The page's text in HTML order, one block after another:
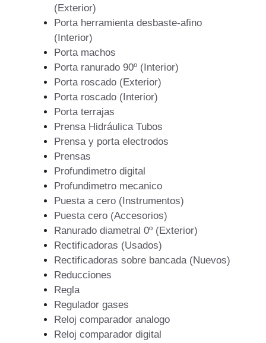
(Exterior)
Porta herramienta desbaste-afino
(Interior)
Porta machos
Porta ranurado 90º (Interior)
Porta roscado (Exterior)
Porta roscado (Interior)
Porta terrajas
Prensa Hidráulica Tubos
Prensa y porta electrodos
Prensas
Profundimetro digital
Profundimetro mecanico
Puesta a cero (Instrumentos)
Puesta cero (Accesorios)
Ranurado diametral 0º (Exterior)
Rectificadoras (Usados)
Rectificadoras sobre bancada (Nuevos)
Reducciones
Regla
Regulador gases
Reloj comparador analogo
Reloj comparador digital